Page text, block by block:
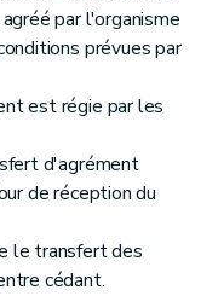
par l'organisme
prévues par
est régie par les
d'agrément
de réception du
le transfert des
cédant.